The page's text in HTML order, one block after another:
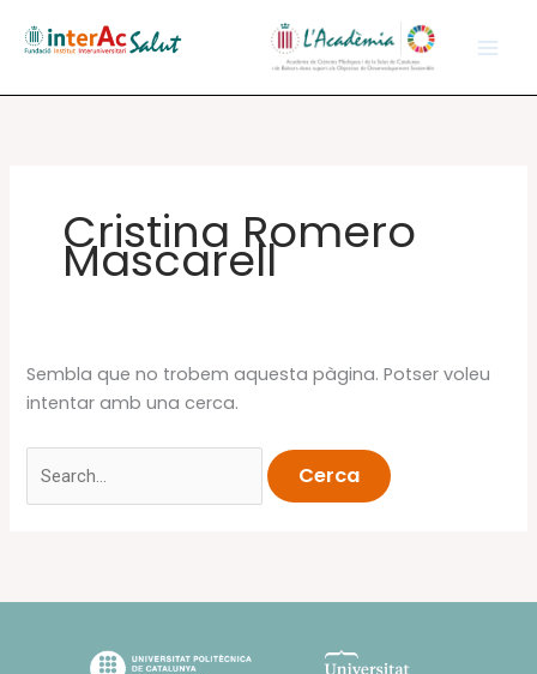
Cristina Romero
Mascarell
Sembla que no trobem aquesta pàgina. Potser voleu
intentar amb una cerca.